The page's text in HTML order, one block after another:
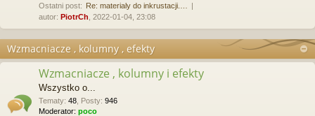
Ostatni post: Re: materialy do inkrustacji.…
autor: PiotrCh , 2022-01-04, 23:08
Wzmacniacze , kolumny , efekty
Wzmacniacze , kolumny i efekty
Wszystko o...
Tematy: 48 Posty: 946
Moderator: poco